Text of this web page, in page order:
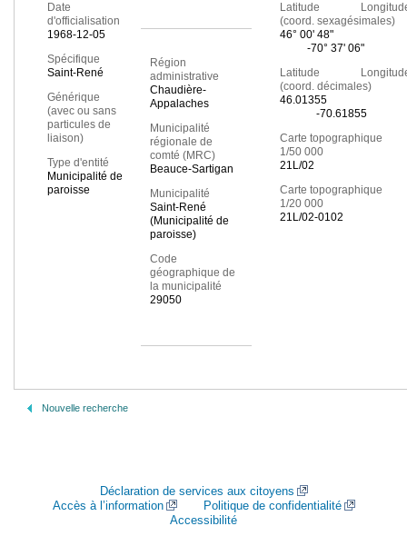
Date
d'officialisation
1968-12-05
Spécifique
Saint-René
Générique
(avec ou sans
particules de
liaison)
Type d'entité
Municipalité de
paroisse
Région
administrative
Chaudière-
Appalaches
Municipalité
régionale de
comté (MRC)
Beauce-Sartigan
Municipalité
Saint-René
(Municipalité de
paroisse)
Code
géographique de
la municipalité
29050
Latitude
(coord. sexagésimales)
46° 00' 48"
-70° 37' 06"
Latitude
(coord. décimales)
46.01355
-70.61855
Carte topographique
1/50 000
21L/02
Carte topographique
1/20 000
21L/02-0102
Nouvelle recherche
Déclaration de services aux citoyens
Accès à l’information
Politique de confidentialité
Accessibilité